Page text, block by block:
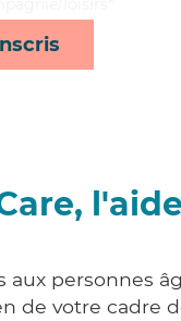
aux personnes
de votre cadre